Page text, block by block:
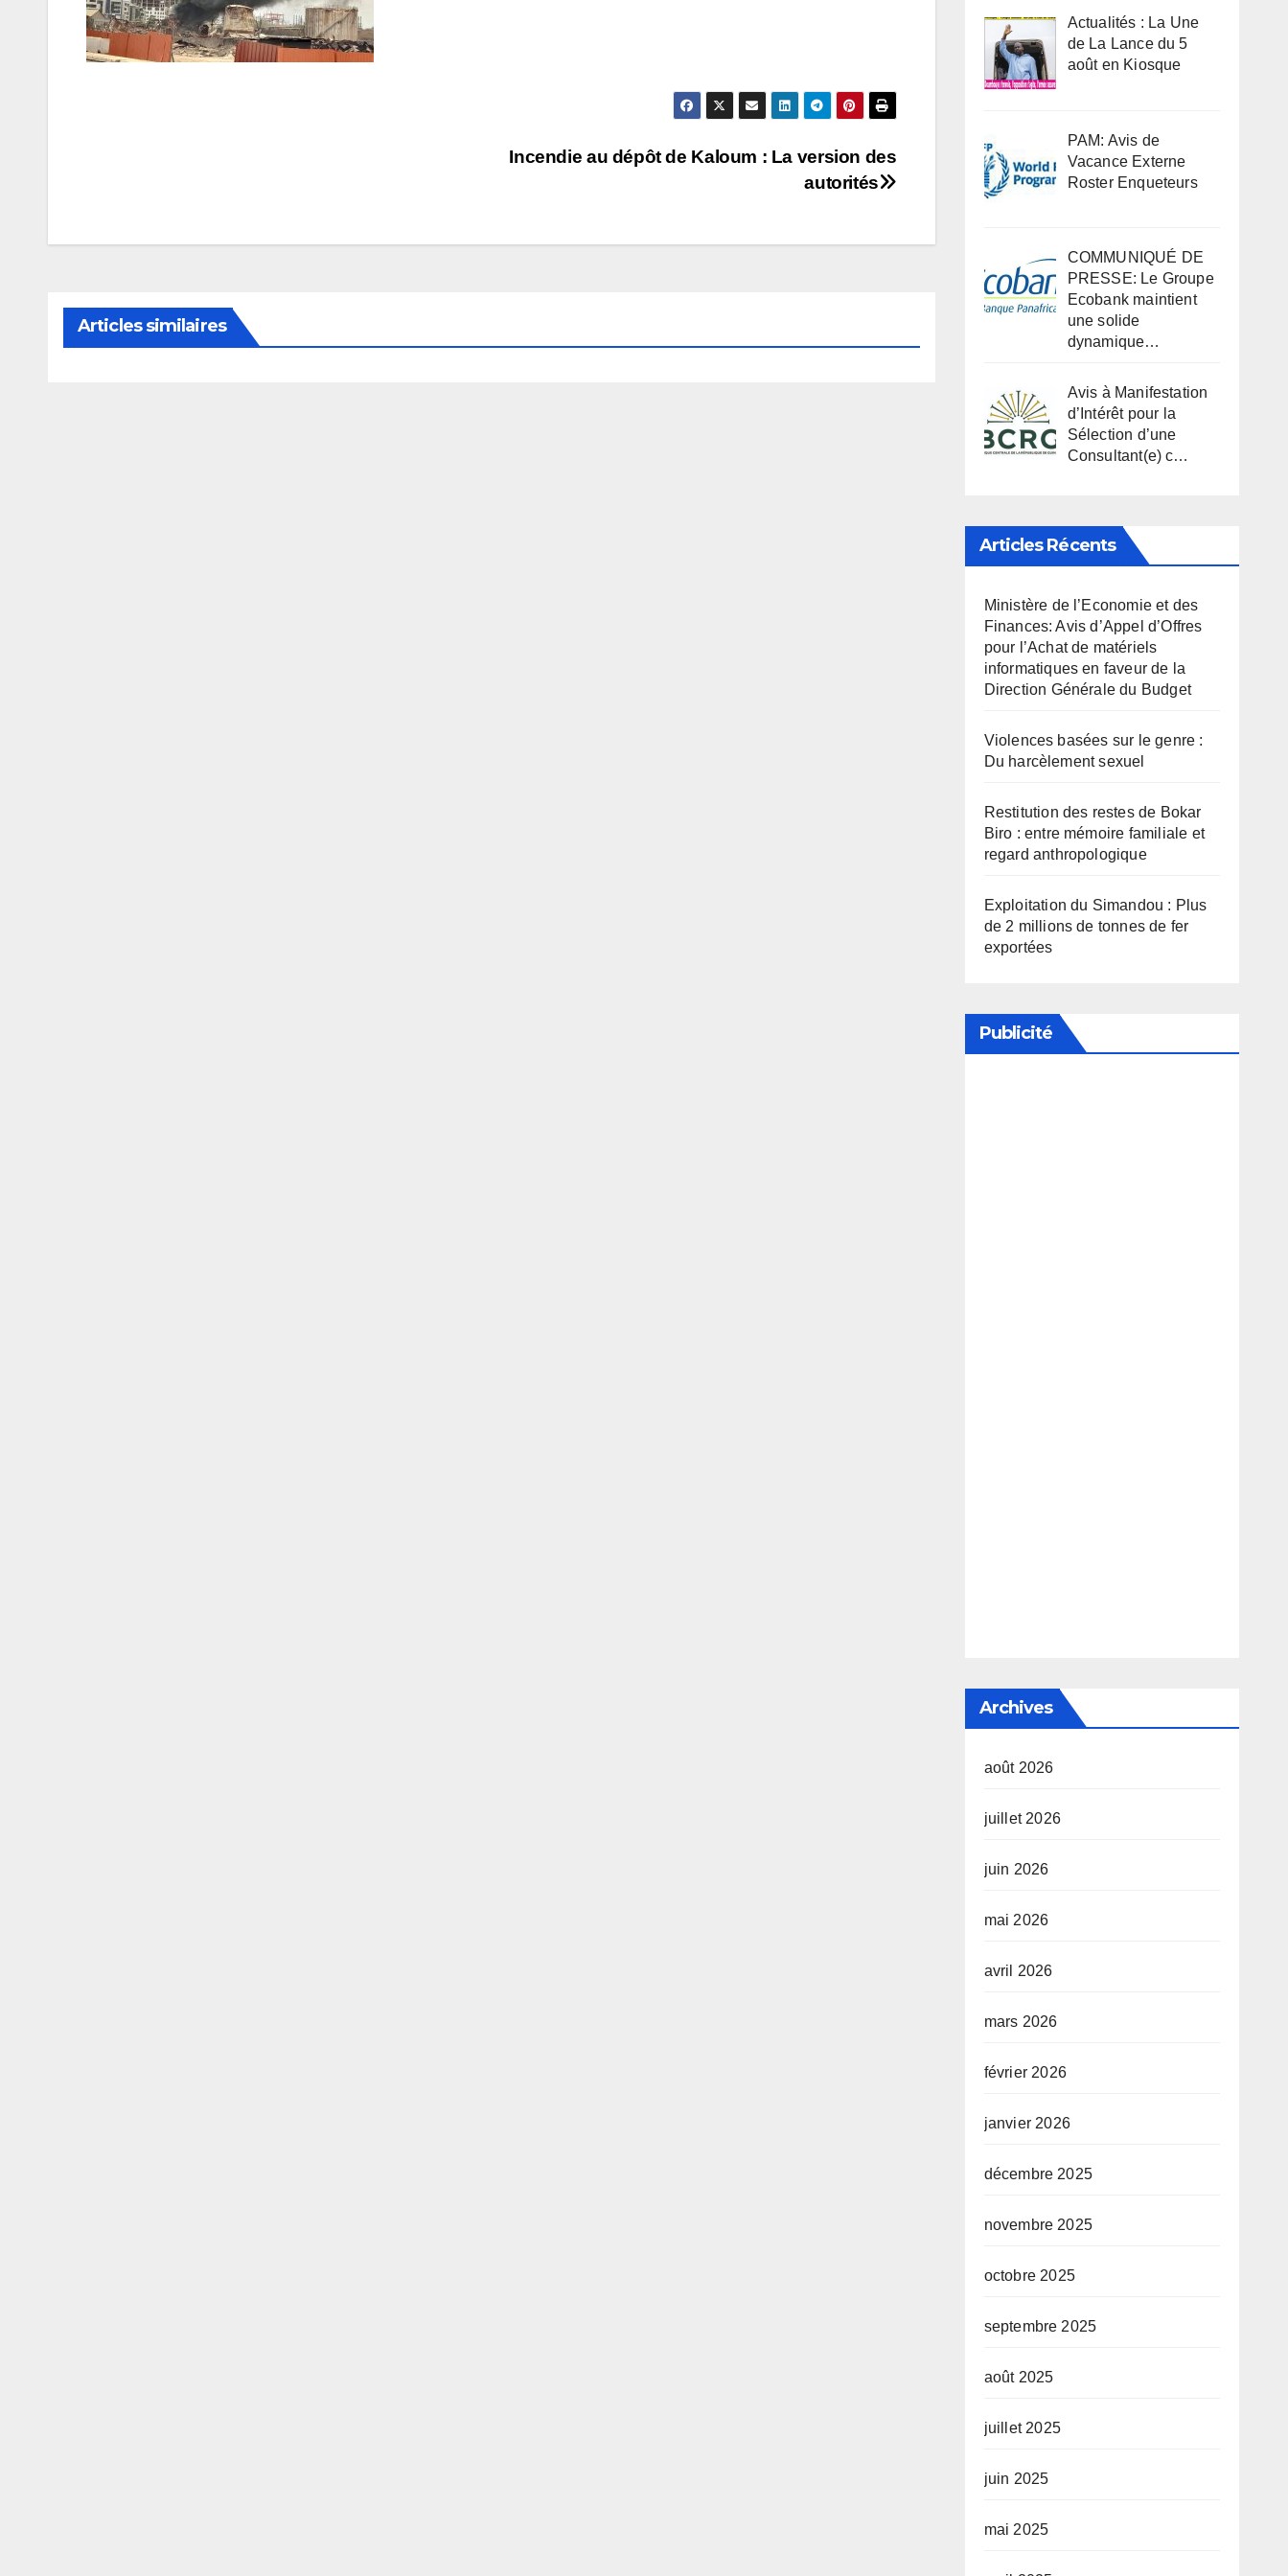
l’article
Incendie au dépôt de Kaloum : La version des
autorités
Articles similaires
Actualités : La Une
de La Lance du 5
août en Kiosque
PAM: Avis de
Vacance Externe
Roster Enqueteurs
COMMUNIQUÉ DE
PRESSE: Le Groupe
Ecobank maintient
une solide
dynamique…
Avis à Manifestation
d’Intérêt pour la
Sélection d’une
Consultant(e) c…
Articles Récents
Ministère de l’Economie et des
Finances: Avis d’Appel d’Offres
pour l’Achat de matériels
informatiques en faveur de la
Direction Générale du Budget
Violences basées sur le genre :
Du harcèlement sexuel
Restitution des restes de Bokar
Biro : entre mémoire familiale et
regard anthropologique
Exploitation du Simandou : Plus
de 2 millions de tonnes de fer
exportées
Publicité
Archives
août 2026
juillet 2026
juin 2026
mai 2026
avril 2026
mars 2026
février 2026
janvier 2026
décembre 2025
novembre 2025
octobre 2025
septembre 2025
août 2025
juillet 2025
juin 2025
mai 2025